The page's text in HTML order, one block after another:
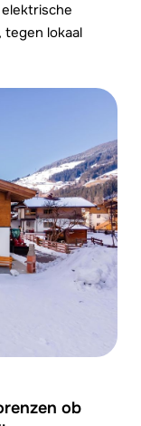
tegen lokaal
ob